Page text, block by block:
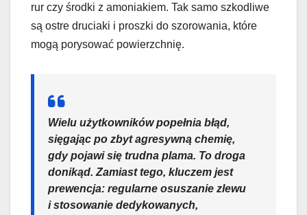
rur czy środki z amoniakiem. Tak samo szkodliwe
są ostre druciaki i proszki do szorowania, które
mogą porysować powierzchnię.
Wielu użytkowników popełnia błąd,
sięgając po zbyt agresywną chemię,
gdy pojawi się trudna plama. To droga
donikąd. Zamiast tego, kluczem jest
prewencja: regularne osuszanie zlewu
i stosowanie dedykowanych,